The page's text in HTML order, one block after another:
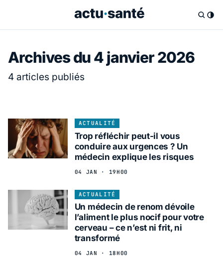
Archives du 4 janvier 2026
4 articles publiés
ACTUALITÉ
Trop réfléchir peut-il vous
conduire aux urgences ? Un
médecin explique les risques
04 JAN · 19H00
ACTUALITÉ
Un médecin de renom dévoile
l’aliment le plus nocif pour votre
cerveau – ce n’est ni frit, ni
transformé
04 JAN · 18H00